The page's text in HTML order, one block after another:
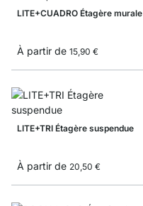
LITE+CUADRO Étagère murale
À partir de 15,90 €
LITE+TRI Étagère suspendue
À partir de 20,50 €